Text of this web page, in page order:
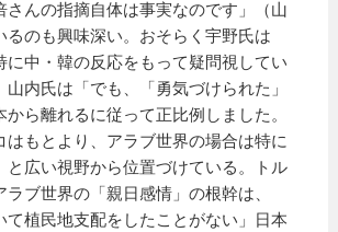
さんの指摘自体は事実なのです」（山
るのも興味深い。おそらく宇野氏は
に中・韓の反応をもって疑問視してい
山内氏は「でも、「勇気づけられた」
ら離れるに従って正比例しました。
はもとより、アラブ世界の場合は特に
と広い視野から位置づけている。トル
ブ世界の「親日感情」の根幹は、
て植民地支配をしたことがない」日本